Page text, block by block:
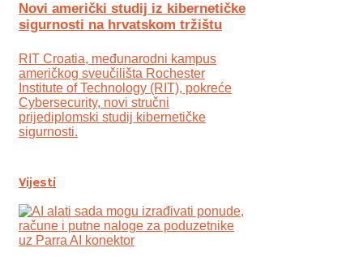
Novi američki studij iz kibernetičke
sigurnosti na hrvatskom tržištu
RIT Croatia, međunarodni kampus
američkog sveučilišta Rochester
Institute of Technology (RIT), pokreće
Cybersecurity, novi stručni
prijediplomski studij kibernetičke
sigurnosti.
Vijesti